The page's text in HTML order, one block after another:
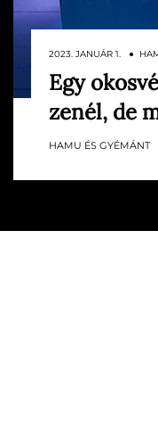
Az amerikai
okosvécéje
Amazon
2023. JANUÁR 1. ●
Egy
zenél, de
HAMU ÉS GYÉMÁNT